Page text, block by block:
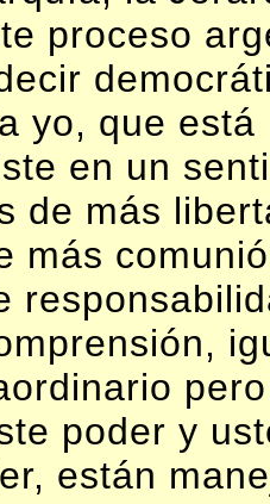
proceso
yo, que
en un
de más
más
poder y
están